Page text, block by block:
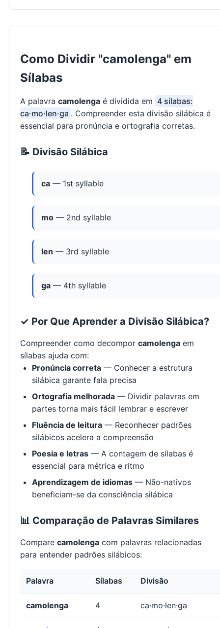
Como Dividir "camolenga" em
Sílabas
A palavra camolenga é dividida em 4 sílabas:
ca·mo·len·ga . Compreender esta divisão silábica é
essencial para pronúncia e ortografia corretas.
📝 Divisão Silábica
ca — 1st syllable
mo — 2nd syllable
len — 3rd syllable
ga — 4th syllable
✓ Por Que Aprender a Divisão Silábica?
Compreender como decompor camolenga em
sílabas ajuda com:
Pronúncia correta — Conhecer a estrutura
silábica garante fala precisa
Ortografia melhorada — Dividir palavras em
partes torna mais fácil lembrar e escrever
Fluência de leitura — Reconhecer padrões
silábicos acelera a compreensão
Poesia e letras — A contagem de sílabas é
essencial para métrica e ritmo
Aprendizagem de idiomas — Não-nativos
beneficiam-se da consciência silábica
📊 Comparação de Palavras Similares
Compare camolenga com palavras relacionadas
para entender padrões silábicos:
Palavra Sílabas Divisão
camolenga 4 ca·mo·len·ga